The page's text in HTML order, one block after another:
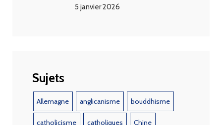
5 janvier 2026
Sujets
Allemagne anglicanisme bouddhisme
catholicisme catholiques Chine